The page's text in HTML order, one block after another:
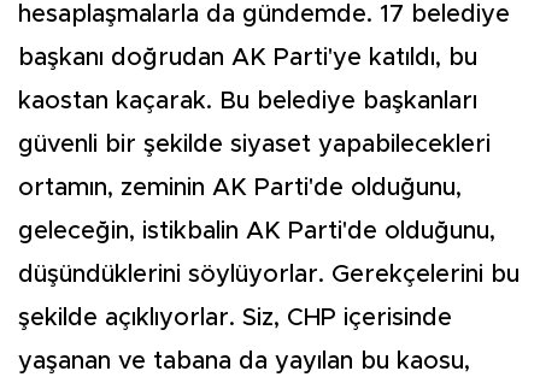
hesaplaşmalarla da gündemde. 17 belediye
başkanı doğrudan AK Parti'ye katıldı, bu
kaostan kaçarak. Bu belediye başkanları
güvenli bir şekilde siyaset yapabilecekleri
ortamın, zeminin AK Parti'de olduğunu,
geleceğin, istikbalin AK Parti'de olduğunu,
düşündüklerini söylüyorlar. Gerekçelerini bu
şekilde açıklıyorlar. Siz, CHP içerisinde
yaşanan ve tabana da yayılan bu kaosu,